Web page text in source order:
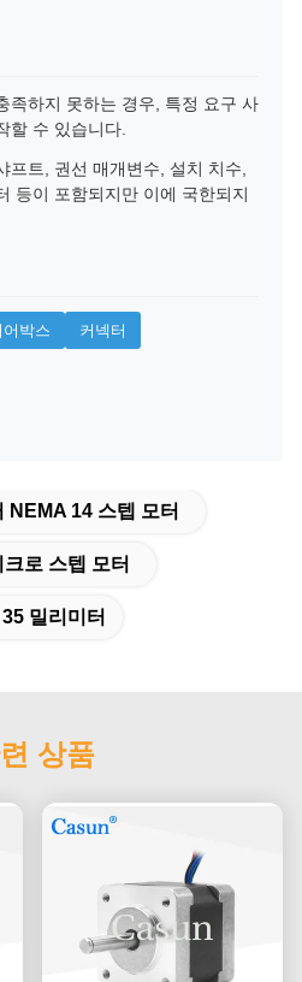
족하지 못하는 경우, 특정 요구 사
할 수 있습니다.
프트, 권선 매개변수, 설치 치수,
등이 포함되지만 이에 국한되지
어박스 커넥터
NEMA 14 스텝 모터
로 스텝 모터
밀리미터
상품